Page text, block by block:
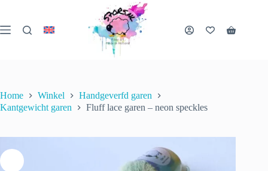
de
inhoud
Fluff lace garen – neon speckles
Home Winkel
Handgeverfd garen
Kantgewicht garen
Fluff lace garen – neon speckles